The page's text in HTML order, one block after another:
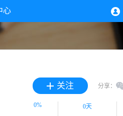
心
关注 分享：
0% 0天